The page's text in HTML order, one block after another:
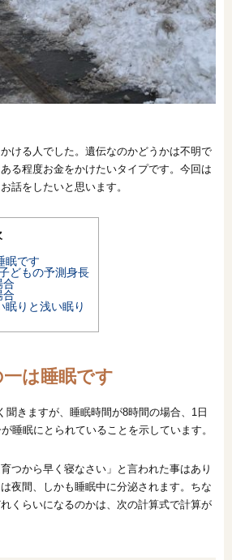
ける人でした。遺伝なのかどうかは不明で
る程度お金をかけたいタイプです。今回は
話をしたいと思います。
眠です
どもの予測身長
合
合
眠りと浅い眠り
は睡眠です
聞きますが、睡眠時間が8時間の場合、1日
睡眠にとられていることを示しています。
つから早く寝なさい」と言われた事はあり
夜間、しかも睡眠中に分泌されます。ちな
くらいになるのかは、次の計算式で計算が